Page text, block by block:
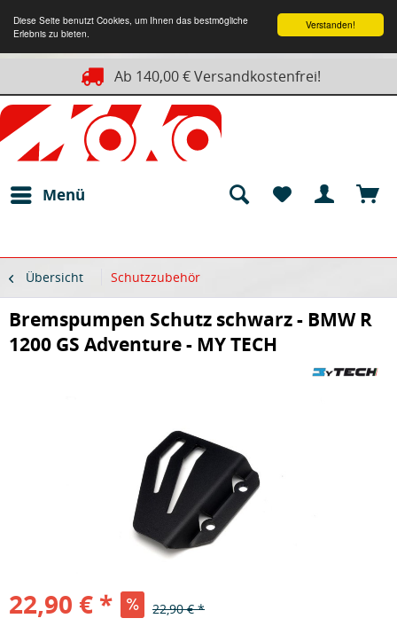
Verstanden!
Diese Seite benutzt Cookies, um Ihnen das bestmögliche
Erlebnis zu bieten.
Ab 140,00 € Versandkostenfrei!
Menü
Übersicht Schutzzubehör
Bremspumpen Schutz schwarz - BMW R
1200 GS Adventure - MY TECH
22,90 € * 22,90 € *